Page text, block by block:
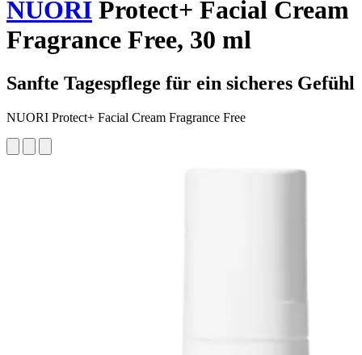
NUORI Protect+ Facial Cream
Fragrance Free, 30 ml
Sanfte Tagespflege für ein sicheres Gefühl
NUORI Protect+ Facial Cream Fragrance Free